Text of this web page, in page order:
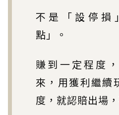
不是「設停損
點」。
賺到一定程度
來，用獲利繼續
度，就認賠出場